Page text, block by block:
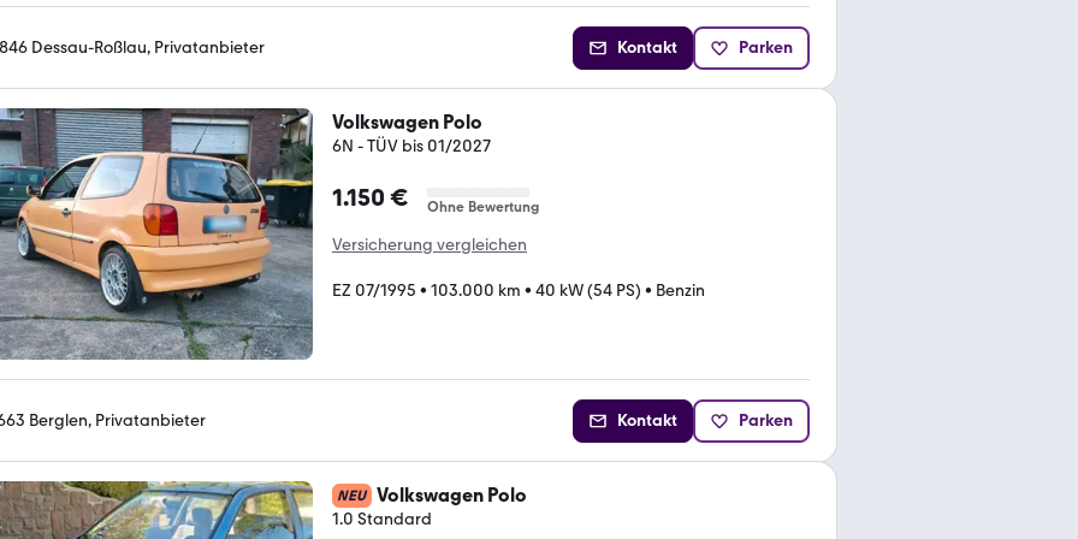
Dessau-Roßlau, Privatanbieter Kontakt Parken
Volkswagen Polo
6N - TÜV bis 01/2027
1.150 € Ohne Bewertung
Versicherung vergleichen
EZ 07/1995 • 103.000 km • 40 kW (54 PS) • Benzin
Berglen, Privatanbieter Kontakt Parken
NEU Volkswagen Polo
1.0 Standard